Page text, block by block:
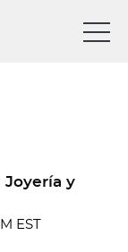
Joyería y
EST